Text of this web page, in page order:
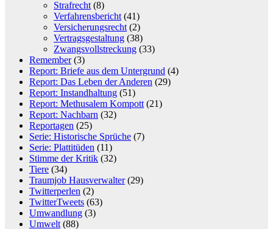
Strafrecht (8)
Verfahrensbericht (41)
Versicherungsrecht (2)
Vertragsgestaltung (38)
Zwangsvollstreckung (33)
Remember(3)
Report: Briefe aus dem Untergrund (4)
Report: Das Leben der Anderen (29)
Report: Instandhaltung (51)
Report: Methusalem Kompott (21)
Report: Nachbarn (32)
Reportagen (25)
Serie: Historische Sprüche (7)
Serie: Plattitüden (11)
Stimme der Kritik (32)
Tiere (34)
Traumjob Hausverwalter(29)
Twitterperlen (2)
TwitterTweets (63)
Umwandlung (3)
Umwelt (88)